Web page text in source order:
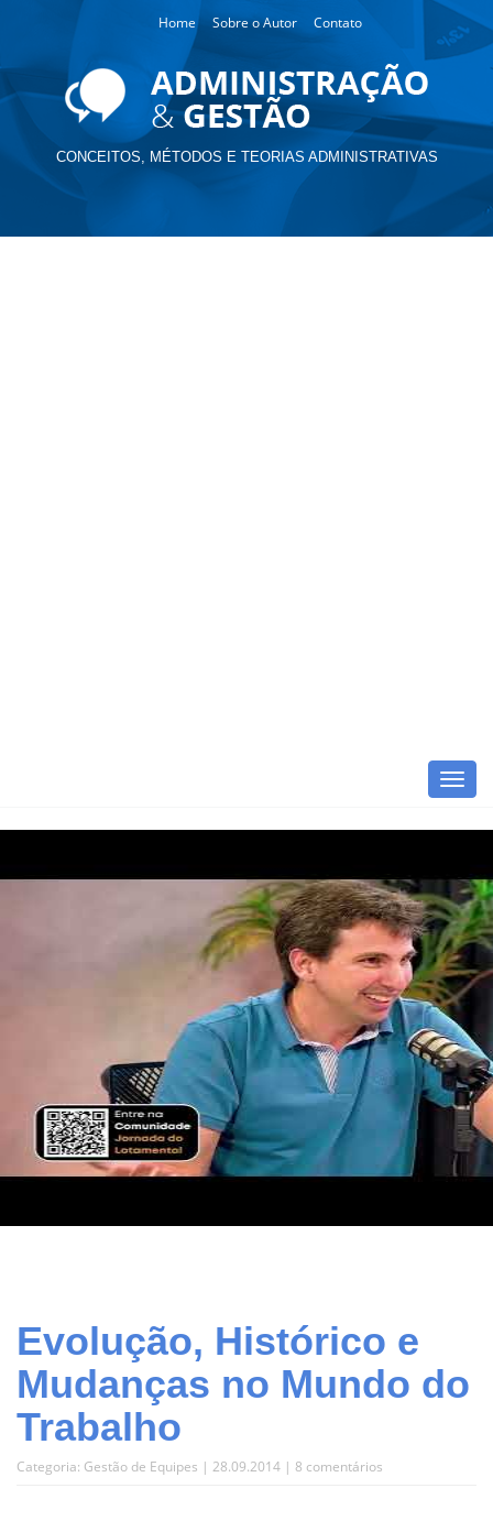
Home Sobre o Autor Contato
CONCEITOS, MÉTODOS E TEORIAS ADMINISTRATIVAS
Evolução, Histórico e
Mudanças no Mundo do
Trabalho
Categoria: Gestão de Equipes | 28.09.2014 | 8 comentários